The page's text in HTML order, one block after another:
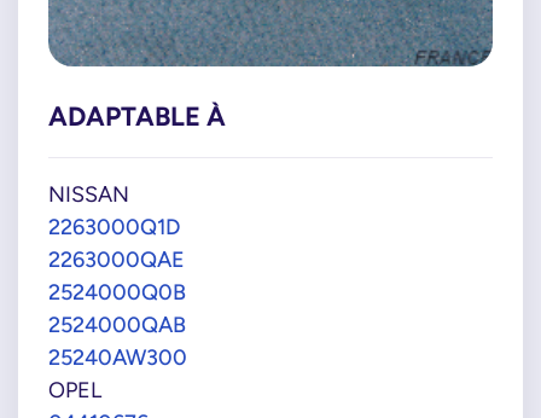
ADAPTABLE À
NISSAN
2263000Q1D
2263000QAE
2524000Q0B
2524000QAB
25240AW300
OPEL